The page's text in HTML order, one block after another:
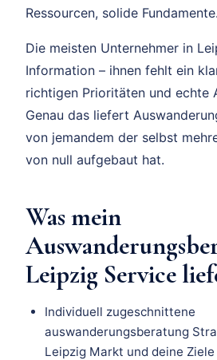
Ressourcen, solide Fundamente.
Die meisten Unternehmer in
Information – ihnen fehlt ein
richtigen Prioritäten und echte
Genau das liefert
von jemandem der selbst
von null aufgebaut hat.
Was mein
Leipzig Service
Individuell zugeschnittene
auswanderungsberatung
Leipzig Markt und deine Ziele